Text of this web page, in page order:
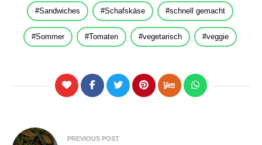
Sandwiches Schafskäse schnell gemacht
Sommer Tomaten vegetarisch veggie
Beitragsnavigation
PREVIOUS POST